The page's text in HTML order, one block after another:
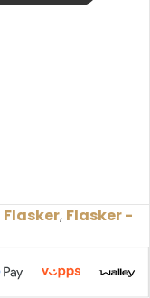
Flasker, Flasker -